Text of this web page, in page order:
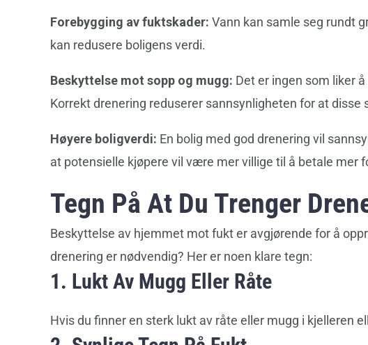
Forebygging av fuktskader: Vann kan samle seg rundt
kan redusere boligens verdi.
Beskyttelse mot sopp og mugg: Det er ingen som liker
Korrekt drenering reduserer sannsynligheten for at
Høyere boligverdi: En bolig med god drenering vil
at potensielle kjøpere vil være mer villige til å betale mer
Tegn På At Du Trenger
Beskyttelse av hjemmet mot fukt er avgjørende for å
drenering er nødvendig? Her er noen klare tegn:
1. Lukt Av Mugg Eller Råte
Hvis du finner en sterk lukt av råte eller mugg i kjelleren